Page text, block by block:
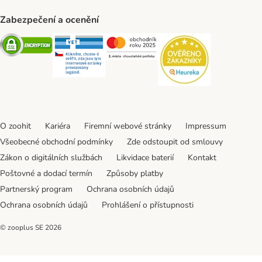
Zabezpečení a ocenění
Security Security Security
O zoohit Kariéra Firemní webové stránky
Impressum
Všeobecné obchodní podmínky
Zde odstoupit od smlouvy
Zákon o digitálních službách
Likvidace baterií
Kontakt
Poštovné a dodací termín
Způsoby platby
Partnerský program
Ochrana osobních údajů
Ochrana osobních údajů
Prohlášení o přístupnosti
© zooplus SE 2026